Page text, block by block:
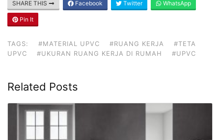
SHARE THIS Facebook Twitter WhatsApp
Pin It
TAGS: #MATERIAL UPVC #RUANG KERJA
#TETA
UPVC
#UKURAN RUANG KERJA DI RUMAH #UPVC
Related Posts